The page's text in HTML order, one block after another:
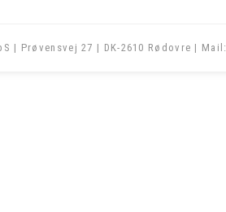
| Prøvensvej 27 | DK-2610 Rødovre | Mail: